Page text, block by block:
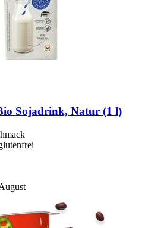
Sojadrink, Natur (1 l)